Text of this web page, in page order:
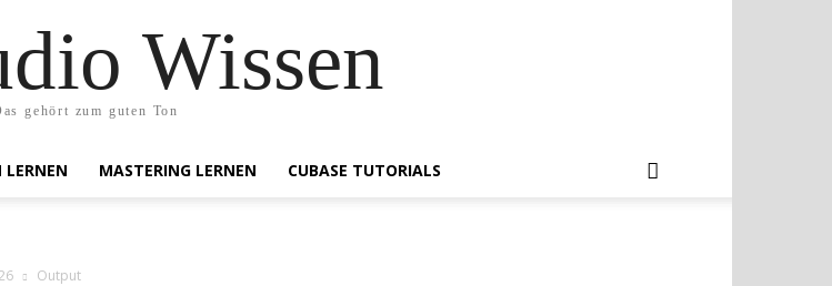
Wissen
gehört zum guten Ton
LERNEN MASTERING LERNEN CUBASE TUTORIALS
Output